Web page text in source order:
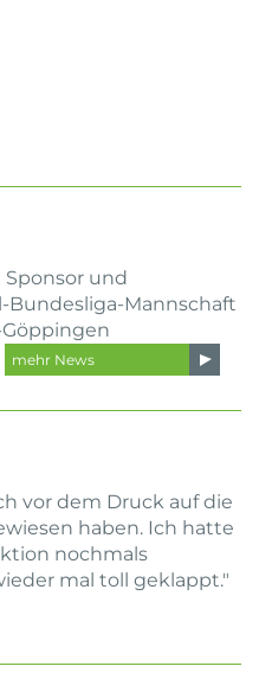
und
Bundesliga-Mannschaft
mehr News
vor dem Druck auf die
haben. Ich hatte
nochmals
mal toll geklappt."